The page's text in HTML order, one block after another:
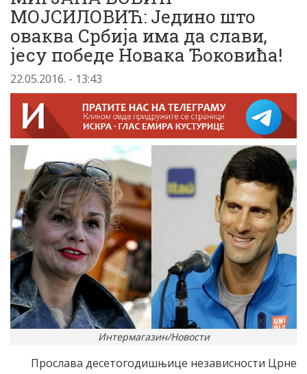
МОЈСИЛОВИЋ: Једино што
оваква Србија има да слави,
јесу победе Новака Ђоковића!
22.05.2016. - 13:43
Интермагазин/Новости
Прослава десетогодишњице независности Црне